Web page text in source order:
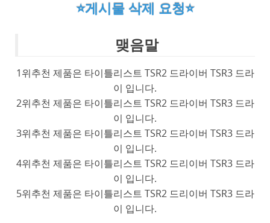
⭐게시물 삭제 요청⭐
맺음말
1위추천 제품은 타이틀리스트 TSR2 드라이버 TSR3 드라
이 입니다.
2위추천 제품은 타이틀리스트 TSR2 드라이버 TSR3 드라
이 입니다.
3위추천 제품은 타이틀리스트 TSR2 드라이버 TSR3 드라
이 입니다.
4위추천 제품은 타이틀리스트 TSR2 드리이버 TSR3 드라
이 입니다.
5위추천 제품은 타이틀리스트 TSR2 드리이버 TSR3 드라
이 입니다.